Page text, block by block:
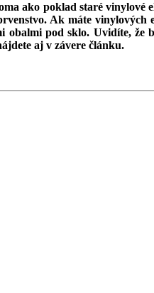
ako poklad staré vinylové
Ak máte
obalmi pod sklo. Uvidíte,
aj v závere článku.